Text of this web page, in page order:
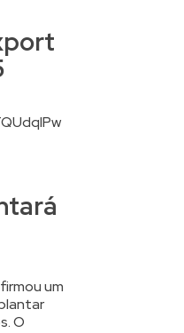
um
O